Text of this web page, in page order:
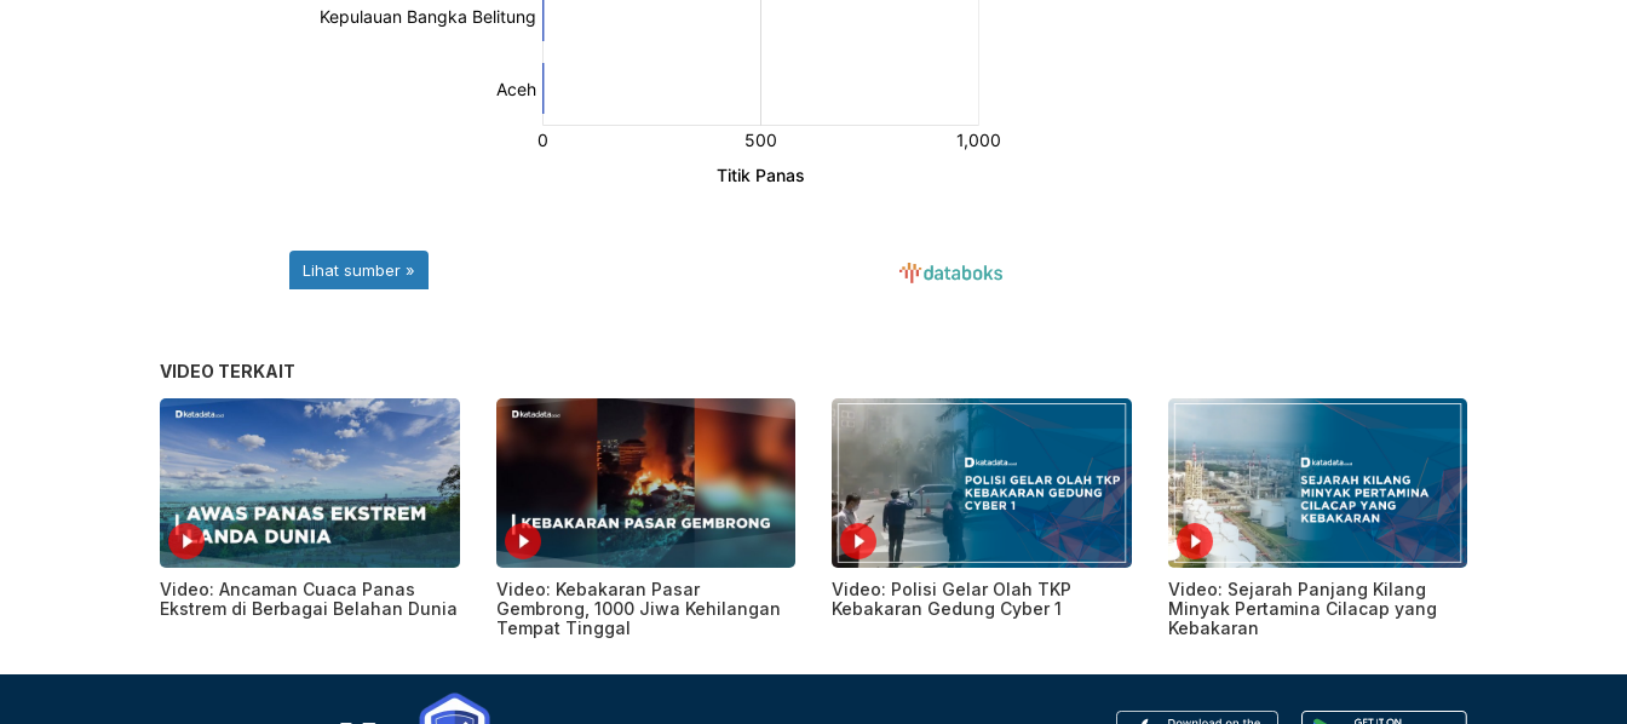
VIDEO TERKAIT
Video: Ancaman Cuaca Panas
Ekstrem di Berbagai Belahan Dunia
Video: Kebakaran Pasar
Gembrong, 1000 Jiwa Kehilangan
Tempat Tinggal
Video: Polisi Gelar Olah TKP
Kebakaran Gedung Cyber 1
Video: Sejarah Panjang Kilang
Minyak Pertamina Cilacap yang
Kebakaran